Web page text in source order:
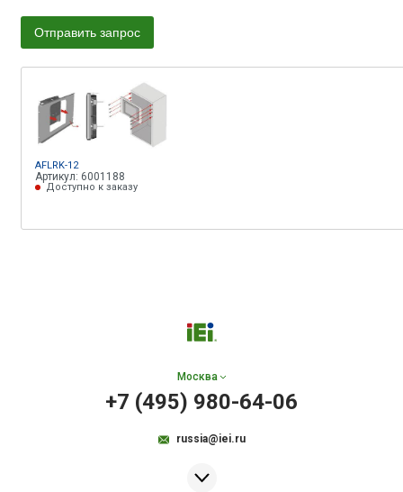
AFLRK-12
Артикул: 6001188
Доступно к заказу
Москва
+7 (495) 980-64-06
russia@iei.ru